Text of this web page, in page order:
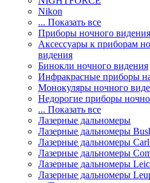
Nikon
... Показать все
Приборы ночного видения
Аксессуары к приборам
видения
Бинокли ночного видения
Инфракрасные приборы
Монокуляры ночного
Недорогие приборы
... Показать все
Лазерные дальномеры
Лазерные дальномеры
Лазерные дальномеры
Лазерные дальномеры
Лазерные дальномеры
Лазерные дальномеры